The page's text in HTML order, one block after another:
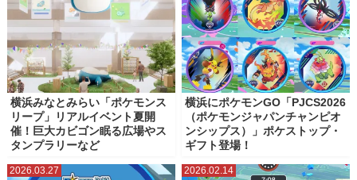
横浜みなとみらい「ポケモンス
リープ」リアルイベント夏開
催！巨大カビゴン眠る広場やス
タンプラリーなど
横浜にポケモンGO「PJCS2026
（ポケモンジャパンチャンピオ
ンシップス）」ポケストップ・
ギフト登場！
2026.03.27 2026.02.14